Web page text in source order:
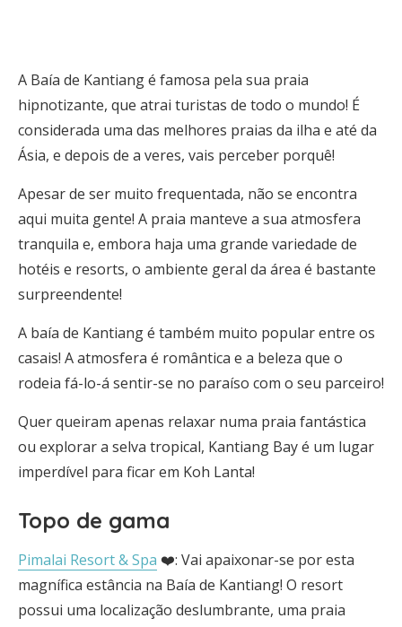
A Baía de Kantiang é famosa pela sua praia
hipnotizante, que atrai turistas de todo o mundo! É
considerada uma das melhores praias da ilha e até da
Ásia, e depois de a veres, vais perceber porquê!
Apesar de ser muito frequentada, não se encontra
aqui muita gente! A praia manteve a sua atmosfera
tranquila e, embora haja uma grande variedade de
hotéis e resorts, o ambiente geral da área é bastante
surpreendente!
A baía de Kantiang é também muito popular entre os
casais! A atmosfera é romântica e a beleza que o
rodeia fá-lo-á sentir-se no paraíso com o seu parceiro!
Quer queiram apenas relaxar numa praia fantástica
ou explorar a selva tropical, Kantiang Bay é um lugar
imperdível para ficar em Koh Lanta!
Topo de gama
Pimalai Resort & Spa ❤️: Vai apaixonar-se por esta
magnífica estância na Baía de Kantiang! O resort
possui uma localização deslumbrante, uma praia